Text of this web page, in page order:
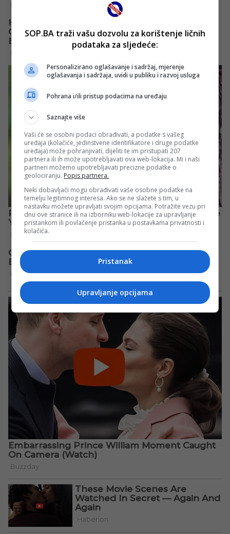
SOP.BA traži vašu dozvolu za korištenje ličnih
podataka za sljedeće:
Personalizirano oglašavanje i sadržaj, mjerenje
oglašavanja i sadržaja, uvidi u publiku i razvoj usluga
Pohrana i/ili pristup podacima na uređaju
Saznajte više
Vaši će se osobni podaci obrađivati, a podatke s vašeg
uređaja (kolačiće, jedinstvene identifikatore i druge podatke
uređaja) može pohranjivati, dijeliti te im pristupati 207
partnera ili ih može upotrebljavati ova web-lokacija. Mi i naši
partneri možemo upotrebljavati precizne podatke o
geolociranju. Popis partnera.
Neki dobavljači mogu obrađivati vaše osobne podatke na
temelju legitimnog interesa. Ako se ne slažete s tim, u
nastavku možete upravljati svojim opcijama. Potražite vezu pri
dnu ove stranice ili na izborniku web-lokacije za upravljanje
pristankom ili povlačenje pristanka u postavkama privatnosti i
kolačića.
Pristanak
Upravljanje opcijama